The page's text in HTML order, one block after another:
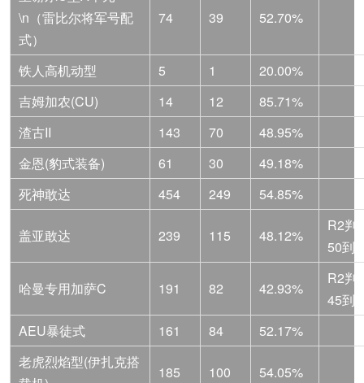
\n（雷比尔将军号配
式）
74 39 52.70%
铁人高机动型 5 1
20.00%
吉姆加农(CU)
14 12
85.71%
渣古II
143 70
48.95%
金恩(豹式装备)
61 30
49.18%
死神敢达
454 249 54.85%
盖亚敢达 239 115 48.12%
R2判
50到
哈曼专用加萨C 191 82 42.93%
R2判
45到
AEU暴徒式
161 84
52.17%
老虎烈焰型(伊扎克搭
185 100 54.05%